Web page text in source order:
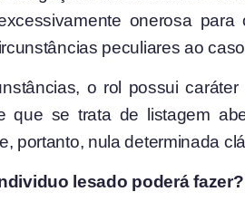
onerosa
peculiares ao
o rol possui caráter
que se trata de listagem
portanto, nula determinada
lesado poderá fazer?